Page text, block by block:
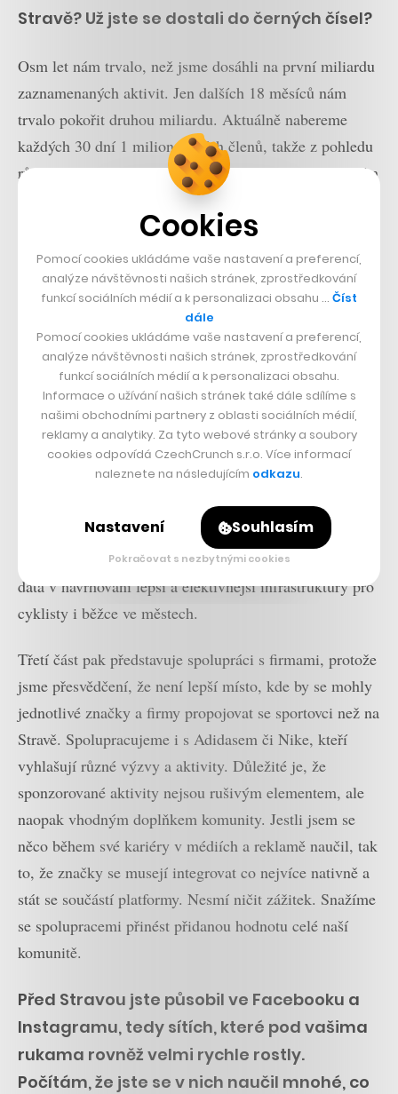
Stravě? Už jste se dostali do černých čísel?
Osm let nám trvalo, než jsme dosáhli na první miliardu
zaznamenaných aktivit. Jen dalších 18 měsíců nám
trvalo pokořit druhou miliardu. Aktuálně nabereme
každých 30 dní 1 milion nových členů, takže z pohledu
růstu naší komunity se nám daří. Ziskoví nicméně zatím
stále nejsme, protože chceme především růst. Na
investicích jsme vybrali 700 milionů dolarů, máme tři
primární byznys plány a víme, že jak budeme růst,
máme velký potenciál postavit velmi dobře fungující
byznys.
Jaké jsou to tři hlavní byznysové plány?
První je zmíněné předplatné Summit. Lidé si platí za
pokročilou analýzu svých výkonů a doporučení, jak
mají pokračovat v tréninku. Pomáháme jim nastavovat
cíle a tréninkové plány, aby se mohli zlepšovat. Druhou
část představuje Strava Metro, kde spolupracujeme se
130 plánovacími odděleními ve městech po celém světě
a pomáháme využít naše anonymizovaná a agregovaná
data v navrhování lepší a efektivnější infrastruktury pro
cyklisty i běžce ve městech.
Třetí část pak představuje spolupráci s firmami, protože
jsme přesvědčení, že není lepší místo, kde by se mohly
jednotlivé značky a firmy propojovat se sportovci než na
Stravě. Spolupracujeme i s Adidasem či Nike, kteří
vyhlašují různé výzvy a aktivity. Důležité je, že
sponzorované aktivity nejsou rušivým elementem, ale
naopak vhodným doplňkem komunity. Jestli jsem se
něco během své kariéry v médiích a reklamě naučil, tak
to, že značky se musejí integrovat co nejvíce nativně a
stát se součástí platformy. Nesmí ničit zážitek. Snažíme
se spolupracemi přinést přidanou hodnotu celé naší
komunitě.
Před Stravou jste působil ve Facebooku a
Instagramu, tedy sítích, které pod vašima
rukama rovněž velmi rychle rostly.
Počítám, že jste se v nich naučil mnohé, co
Cookies
Pomocí cookies ukládáme vaše nastavení a preferencí,
analýze návštěvnosti našich stránek, zprostředkování
funkcí sociálních médií a k personalizaci obsahu … Číst
dále
Pomocí cookies ukládáme vaše nastavení a preferencí,
analýze návštěvnosti našich stránek, zprostředkování
funkcí sociálních médií a k personalizaci obsahu.
Informace o užívání našich stránek také dále sdílíme s
našimi obchodními partnery z oblasti sociálních médií,
reklamy a analytiky. Za tyto webové stránky a soubory
cookies odpovídá CzechCrunch s.r.o. Více informací
naleznete na následujícím odkazu.
Nastavení Souhlasím
Pokračovat s nezbytnými cookies